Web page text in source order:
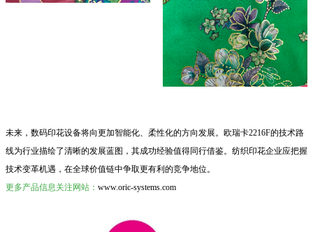
未来，数码印花设备将向更加智能化、柔性化的方向发展。欧瑞卡2216F的技术路
线为行业描绘了清晰的发展蓝图，其成功经验值得同行借鉴。纺织印花企业应把握
技术变革机遇，在全球价值链中争取更有利的竞争地位。
更多产品信息关注网站： www.oric-systems.com